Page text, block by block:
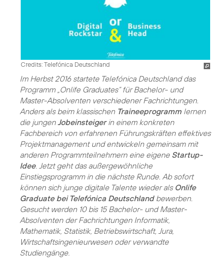
Credits: Telefónica Deutschland
Im Herbst 2016 startete Telefónica Deutschland das
Programm „Onlife Graduates“ für Bachelor- und
Master-Absolventen verschiedener Fachrichtungen.
Anders als beim klassischen Traineeprogramm lernen
die jungenJobeinsteigerin einem konkreten
Fachbereich von erfahrenen Führungskräften effektives
Projektmanagement und entwickeln gemeinsam mit
anderen Programmteilnehmern eine eigene Startup-
Idee. Jetzt geht das außergewöhnliche
Einstiegsprogramm in die nächste Runde. Ab sofort
können sich junge digitale Talente wieder als Onlife
Graduate bei Telefónica Deutschlandbewerben.
Gesucht werden 10 bis 15 Bachelor- und Master-
Absolventen der Fachrichtungen Informatik,
Mathematik, Statistik, Betriebswirtschaft, Jura,
Wirtschaftsingenieurwesen oder verwandte
Studiengänge.